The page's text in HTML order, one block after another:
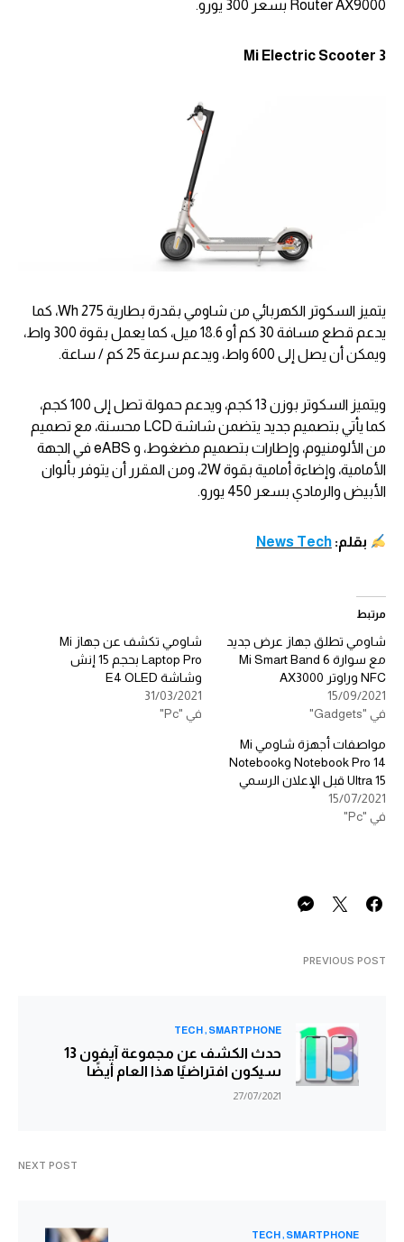
Router AX9000 بسعر 300 يورو.
Mi Electric Scooter 3
يتميز السكوتر الكهربائي من شاومي بقدرة بطارية 275 Wh، كما
يدعم قطع مسافة 30 كم أو 18.6 ميل، كما يعمل بقوة 300 واط،
ويمكن أن يصل إلى 600 واط، ويدعم سرعة 25 كم / ساعة.
ويتميز السكوتر بوزن 13 كجم، ويدعم حمولة تصل إلى 100 كجم،
كما يأتي بتصميم جديد يتضمن شاشة LCD محسنة، مع تصميم
من الألومنيوم، وإطارات بتصميم مضغوط، و eABS في الجهة
الأمامية، وإضاءة أمامية بقوة 2W، ومن المقرر أن يتوفر بألوان
الأبيض والرمادي بسعر 450 يورو.
بقلم:News Tech
مرتبط
شاومي تطلق جهاز عرض جديد
مع سوارة Mi Smart Band 6
NFC وراوتر AX3000
15/09/2021
في "Gadgets"
شاومي تكشف عن جهاز Mi
Laptop Pro بحجم 15 إنش
وشاشة E4 OLED
31/03/2021
في "Pc"
مواصفات أجهزة شاومي Mi
Notebook Pro 14 وNotebook
Ultra 15 قبل الإعلان الرسمي
15/07/2021
في "Pc"
PREVIOUS POST
SMARTPHONE
TECH
حدث الكشف عن مجموعة آيفون 13
سيكون افتراضيًا هذا العام أيضًا
27/07/2021
NEXT POST
SMARTPHONE
TECH